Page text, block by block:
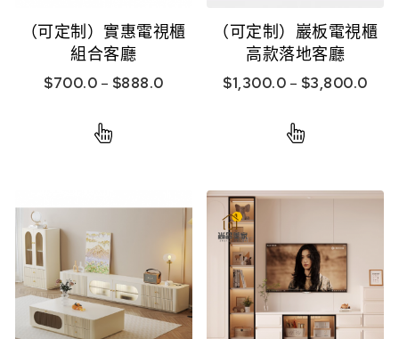
（可定制）實惠電視櫃
組合客廳
$700.0 – $888.0
（可定制）巖板電視櫃
高款落地客廳
$1,300.0 – $3,800.0